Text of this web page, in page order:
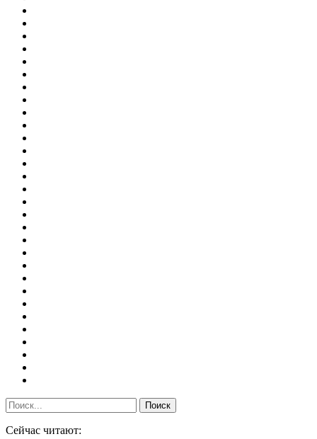
Сейчас читают: